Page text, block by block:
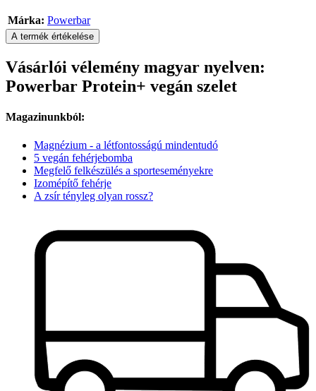
Márka: Powerbar
A termék értékelése
Vásárlói vélemény magyar nyelven:
Powerbar Protein+ vegán szelet
Magazinunkból:
Magnézium - a létfontosságú mindentudó
5 vegán fehérjebomba
Megfelő felkészülés a sporteseményekre
Izomépítő fehérje
A zsír tényleg olyan rossz?